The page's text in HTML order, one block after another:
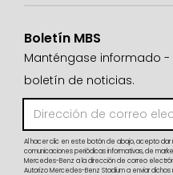
Boletín MBS
Manténgase informado
boletín de noticias.
Al hacer clic en este botón de abajo, acepto
comunicaciones periódicas informativas, de
Mercedes-Benz a la dirección de correo
Autorizo Mercedes-Benz Stadium a enviar